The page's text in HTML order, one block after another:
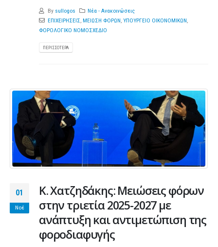
By sullogos
Νέα - Ανακοινώσεις
ΕΠΙΧΕΙΡΗΣΕΙΣ ΜΕΙΩΣΗ ΦΟΡΩΝ ΥΠΟΥΡΓΕΙΟ ΟΙΚΟΝΟΜΙΚΩΝ
ΦΟΡΟΛΟΓΙΚΟ ΝΟΜΟΣΧΕΔΙΟ
ΠΕΡΙΣΣΌΤΕΡΑ
01
Νοέ
Κ. Χατζηδάκης: Μειώσεις φόρων
στην τριετία 2025-2027 με
ανάπτυξη και αντιμετώπιση της
φοροδιαφυγής